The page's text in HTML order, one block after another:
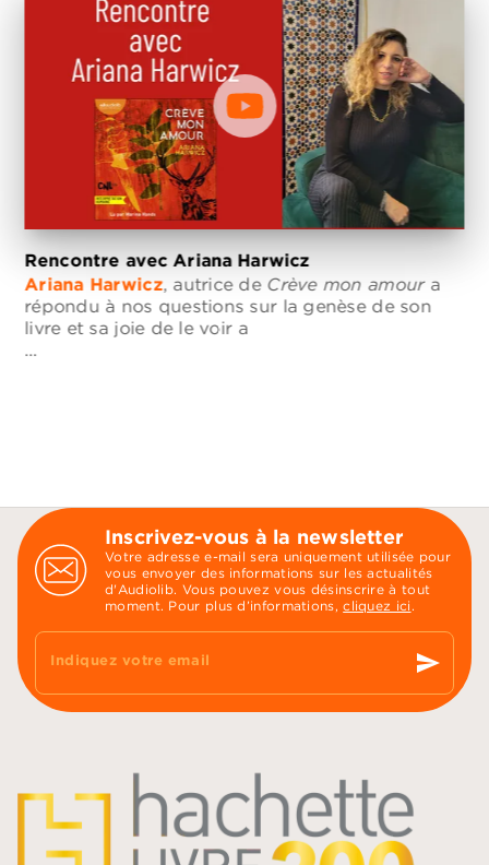
Rencontre avec Ariana Harwicz
Ariana Harwicz, autrice de Crève mon amoura
répondu à nos questions sur la genèse de son
livre et sa joie de le voir a
…
Inscrivez-vous à la newsletter
Votre adresse e-mail sera uniquement utilisée pour
vous envoyer des informations sur les actualités
d'Audiolib. Vous pouvez vous désinscrire à tout
moment. Pour plus d’informations,cliquez ici .
Indiquez votre email send